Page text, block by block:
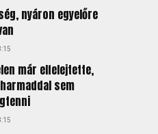
nyáron egyelőre
már elfelejtette,
sem